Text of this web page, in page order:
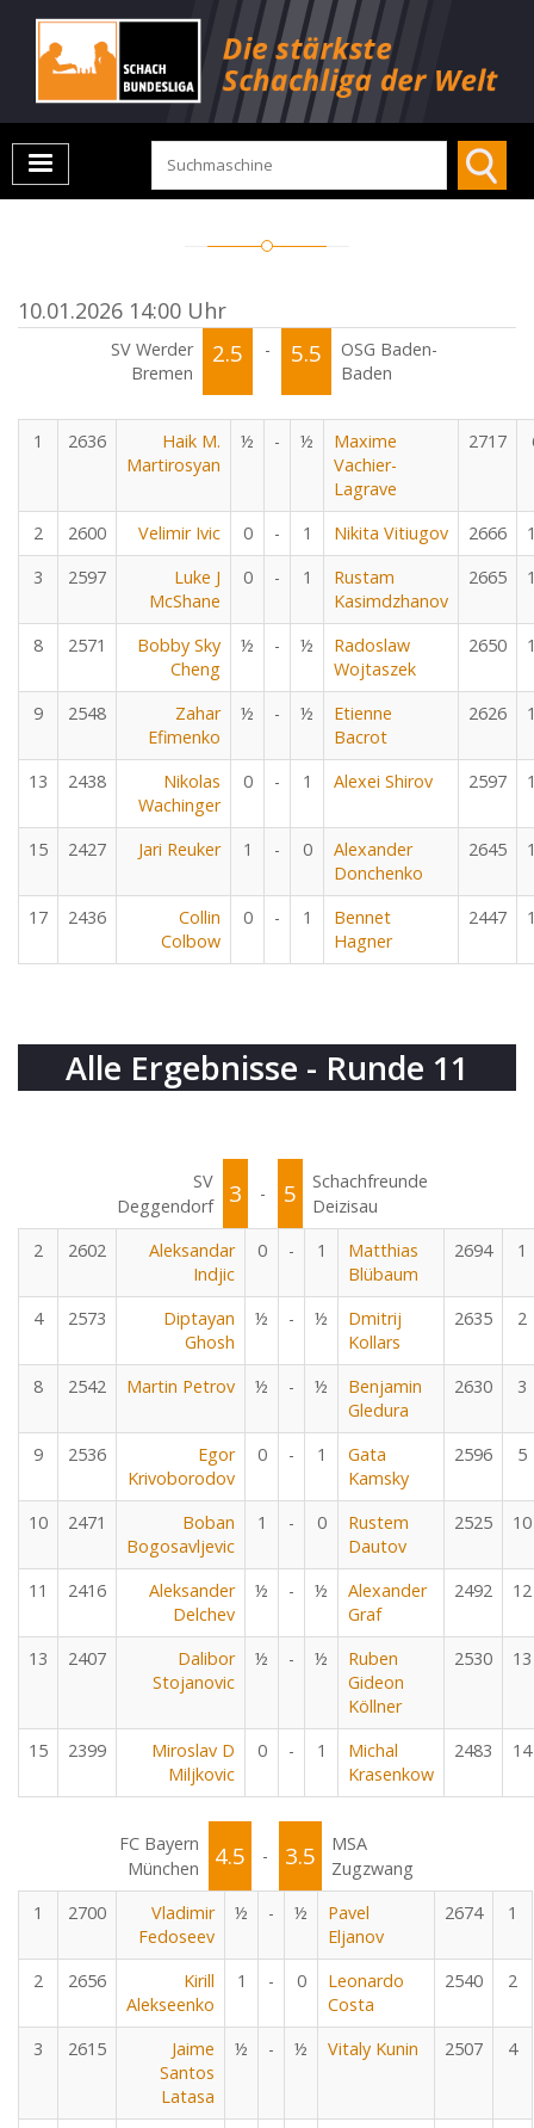
10.01.2026 14:00 Uhr
SV Werder
Bremen
2.5 - 5.5
OSG Baden-
Baden
1 2636
Haik M.
Martirosyan
½ - ½
Maxime
Vachier-
Lagrave
2717
2 2600 Velimir Ivic 0 - 1 Nikita Vitiugov 2666
3
2597
Luke J
McShane
0 - 1
Rustam
Kasimdzhanov
2665
8 2571
Bobby Sky
Cheng
½ - ½
Radoslaw
Wojtaszek
2650
9 2548
Zahar
Efimenko
½ - ½
Etienne
Bacrot
2626
13 2438
Nikolas
Wachinger
0 - 1 Alexei Shirov 2597
15 2427 Jari Reuker 1 - 0
Alexander
Donchenko
2645
17 2436
Collin
Colbow
0 - 1
Bennet
Hagner
2447
Alle Ergebnisse - Runde 11
SV
Deggendorf
3 - 5
Schachfreunde
Deizisau
2
2602
Aleksandar
Indjic
0 - 1
Matthias
Blübaum
2694 1
4 2573
Diptayan
Ghosh
½ - ½
Dmitrij
Kollars
2635 2
8 2542 Martin Petrov ½ - ½
Benjamin
Gledura
2630 3
9 2536
Egor
Krivoborodov
0 - 1
Gata
Kamsky
2596 5
10 2471
Boban
Bogosavljevic
1 - 0
Rustem
Dautov
2525 10
11 2416
Aleksander
Delchev
½ - ½
Alexander
Graf
2492 12
13 2407
Dalibor
Stojanovic
½ - ½
Ruben
Gideon
Köllner
2530 13
15 2399
Miroslav D
Miljkovic
0 - 1
Michal
Krasenkow
2483 14
FC Bayern
München
4.5 - 3.5
MSA
Zugzwang
1
2700
Vladimir
Fedoseev
½ - ½
Pavel
Eljanov
2674 1
2 2656
Kirill
Alekseenko
1 - 0
Leonardo
Costa
2540 2
3 2615
Jaime
Santos
Latasa
½ - ½ Vitaly Kunin 2507 4